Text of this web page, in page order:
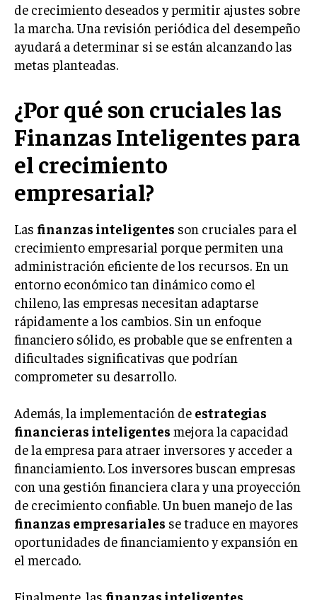
MARKETING B2C
FRANQUICIAS
MARKETING DE INFLUENCERS
E-COMMERCE
E-COMMERCE Y COMERCIO ELECTRÓNICO
ESTRATEGIAS DE PRICING Y GESTIÓN DE
PRECIOS
GESTIÓN DE CRISIS EMPRESARIALES
EMPRESAS Y STARTUPS TECNOLÓGICAS
GESTIÓN DE LA EXPERIENCIA DEL CLIENTE
MÁS
PROYECTOS
GESTIÓN DE PROYECTOS
GESTIÓN DE OPERACIONES Y CADENA DE
SUMINISTRO
LOGÍSTICA EMPRESARIAL
TALENTOS
RECURSOS HUMANOS Y GESTIÓN DEL
TALENTO
COMPENSACIÓN Y BENEFICIOS
RECLUTAMIENTO Y SELECCIÓN
DESARROLLO DE PERSONAL
GESTIÓN DEL DESEMPEÑO
de crecimiento deseados y permitir ajustes sobre
la marcha. Una revisión periódica del desempeño
ayudará a determinar si se están alcanzando las
metas planteadas.
¿Por qué son cruciales las
Finanzas Inteligentes para
el crecimiento
empresarial?
Las finanzas inteligentes son cruciales para el
crecimiento empresarial porque permiten una
administración eficiente de los recursos. En un
entorno económico tan dinámico como el
chileno, las empresas necesitan adaptarse
rápidamente a los cambios. Sin un enfoque
financiero sólido, es probable que se enfrenten a
dificultades significativas que podrían
comprometer su desarrollo.
Además, la implementación de estrategias
financieras inteligentes mejora la capacidad
de la empresa para atraer inversores y acceder a
financiamiento. Los inversores buscan empresas
con una gestión financiera clara y una proyección
de crecimiento confiable. Un buen manejo de las
finanzas empresariales se traduce en mayores
oportunidades de financiamiento y expansión en
el mercado.
Finalmente, las finanzas inteligentes